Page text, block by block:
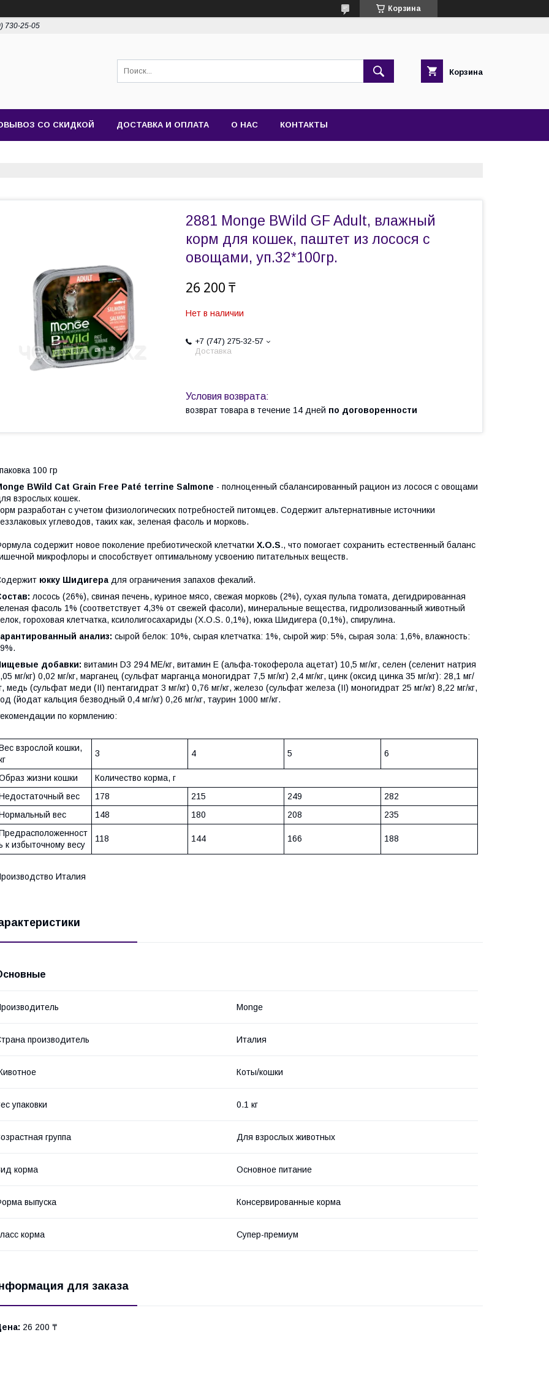
Корзина
730-25-05
Корзина
СО СКИДКОЙ ДОСТАВКА И ОПЛАТА О НАС КОНТАКТЫ
2881 Monge BWild GF Adult, влажный
корм для кошек, паштет из лосося с
овощами, уп.32*100гр.
26 200 ₸
Нет в наличии
+7 (747) 275-32-57
Доставка
возврат товара в течение 14 дней по договоренности
100 гр
BWild Cat Grain Free Paté terrine Salmone - полноценный сбалансированный рацион из лосося с овощами
взрослых кошек.
разработан с учетом физиологических потребностей питомцев. Содержит альтернативные источники
углеводов, таких как, зеленая фасоль и морковь.
содержит новое поколение пребиотической клетчатки Х.О.S., что помогает сохранить естественный баланс
микрофлоры и способствует оптимальному усвоению питательных веществ.
юкку Шидигера для ограничения запахов фекалий.
лосось (26%), свиная печень, куриное мясо, свежая морковь (2%), сухая пульпа томата, дегидрированная
фасоль 1% (соответствует 4,3% от свежей фасоли), минеральные вещества, гидролизованный животный
гороховая клетчатка, ксилолигосахариды (Х.О.S. 0,1%), юкка Шидигера (0,1%), спирулина.
анализ: сырой белок: 10%, сырая клетчатка: 1%, сырой жир: 5%, сырая зола: 1,6%, влажность:
добавки: витамин D3 294 МЕ/кг, витамин E (альфа-токоферола ацетат) 10,5 мг/кг, селен (селенит натрия
мг/кг) 0,02 мг/кг, марганец (сульфат марганца моногидрат 7,5 мг/кг) 2,4 мг/кг, цинк (оксид цинка 35 мг/кг): 28,1 мг/
медь (сульфат меди (II) пентагидрат 3 мг/кг) 0,76 мг/кг, железо (сульфат железа (II) моногидрат 25 мг/кг) 8,22 мг/кг,
(йодат кальция безводный 0,4 мг/кг) 0,26 мг/кг, таурин 1000 мг/кг.
по кормлению:
взрослой кошки,
3 4 5 6
жизни кошки
Количество корма, г
вес
178 215 249
282
вес
148 180 208
235
к избыточному весу
118 144 166 188
Италия
Monge
производитель Италия
Коты/кошки
упаковки 0.1 кг
группа Для взрослых животных
корма Основное питание
выпуска Консервированные корма
корма Супер-премиум
для заказа
26 200 ₸